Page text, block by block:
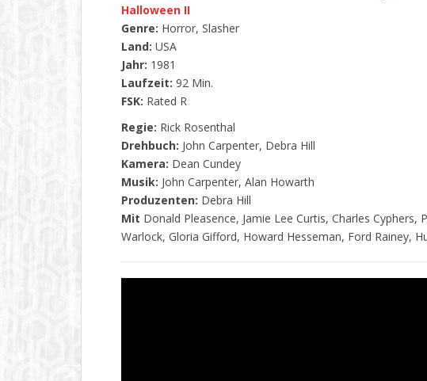
Halloween II
Genre: Horror, Slasher
Land: USA
Jahr: 1981
Laufzeit: 92 Min.
FSK: Rated R
Regie: Rick Rosenthal
Drehbuch: John Carpenter, Debra Hill
Kamera: Dean Cundey
Musik: John Carpenter, Alan Howarth
Produzenten: Debra Hill
Mit Donald Pleasence, Jamie Lee Curtis, Charles Cyphers,
Warlock, Gloria Gifford, Howard Hesseman, Ford Rainey,